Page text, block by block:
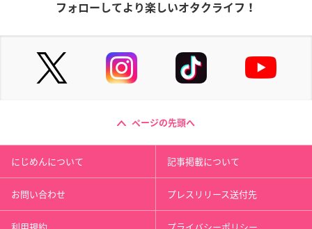
フォローしてより楽しいオタクライフ！
ページの先頭へ
にじめんについて 記事掲載について
お問い合わせ プレスリリース送付先